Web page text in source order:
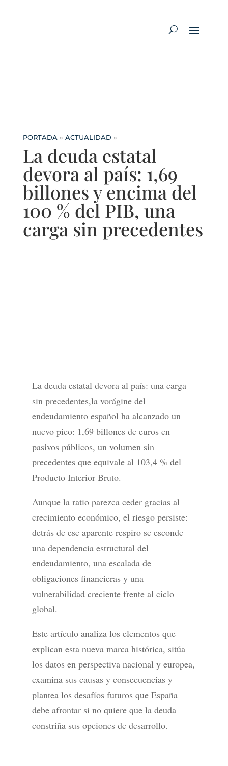
PORTADA» ACTUALIDAD »
La deuda estatal
devora al país: 1,69
billones y encima del
100 % del PIB, una
carga sin precedentes
La deuda estatal devora al país: una carga
sin precedentes,la vorágine del
endeudamiento español ha alcanzado un
nuevo pico: 1,69 billones de euros en
pasivos públicos, un volumen sin
precedentes que equivale al 103,4 % del
Producto Interior Bruto.
Aunque la ratio parezca ceder gracias al
crecimiento económico, el riesgo persiste:
detrás de ese aparente respiro se esconde
una dependencia estructural del
endeudamiento, una escalada de
obligaciones financieras y una
vulnerabilidad creciente frente al ciclo
global.
Este artículo analiza los elementos que
explican esta nueva marca histórica, sitúa
los datos en perspectiva nacional y europea,
examina sus causas y consecuencias y
plantea los desafíos futuros que España
debe afrontar si no quiere que la deuda
constriña sus opciones de desarrollo.